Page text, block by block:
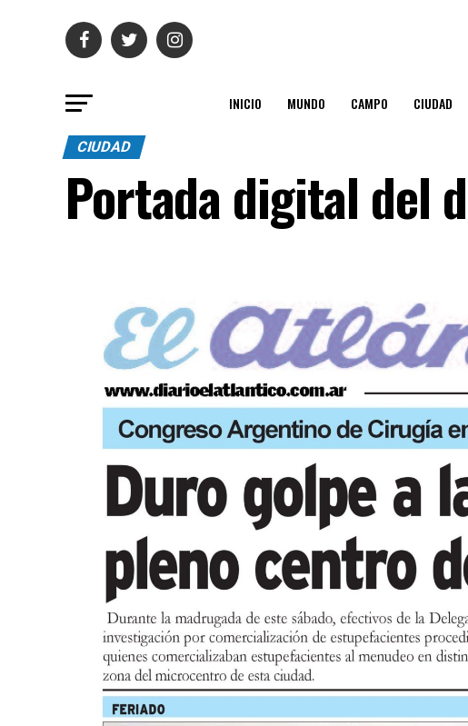
INICIO MUNDO CAMPO CIUDAD
CIUDAD
Portada digital del